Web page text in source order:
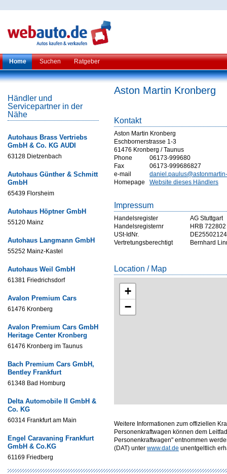
Home Suchen Ratgeber
Händler und
Servicepartner in der
Nähe
Autohaus Brass Vertriebs
GmbH & Co. KG AUDI
63128 Dietzenbach
Autohaus Günther & Schmitt
GmbH
65439 Florsheim
Autohaus Höptner GmbH
55120 Mainz
Autohaus Langmann GmbH
55252 Mainz-Kastel
Autohaus Weil GmbH
61381 Friedrichsdorf
Avalon Premium Cars
61476 Kronberg
Avalon Premium Cars GmbH
Heritage Center Kronberg
61476 Kronberg im Taunus
Bach Premium Cars GmbH,
Bentley Frankfurt
61348 Bad Homburg
Delta Automobile II GmbH &
Co. KG
60314 Frankfurt am Main
Engel Caravaning Frankfurt
GmbH & Co.KG
61169 Friedberg
Aston Martin Kronberg
Kontakt
Aston Martin Kronberg
Eschbornerstrasse 1-3
61476 Kronberg / Taunus
Phone
06173-999680
Fax
06173-999686827
e-mail
Homepage
Website dieses Händlers
Impressum
Handelsregister
AG Stuttgart
Handelsregisternr
HRB 722802
USt-IdNr.
Vertretungsberechtigt
Bernhard
Location / Map
+
−
Weitere Informationen zum offiziellen
Personenkraftwagen können dem
Personenkraftwagen" entnommen
(DAT) unter www.dat.de unentgeltlich